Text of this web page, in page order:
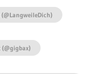
(@gigbax)